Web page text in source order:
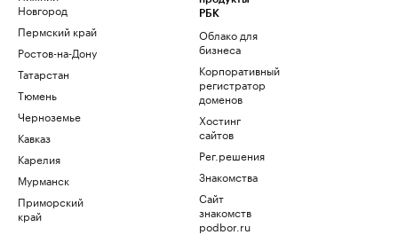
Новгород
Пермский край
Ростов-на-Дону
Татарстан
Тюмень
Черноземье
Кавказ
Карелия
Мурманск
Приморский
край
РБК
Облако для
бизнеса
Корпоративный
регистратор
доменов
Хостинг
сайтов
Рег.решения
Знакомства
Сайт
знакомств
podbor.ru